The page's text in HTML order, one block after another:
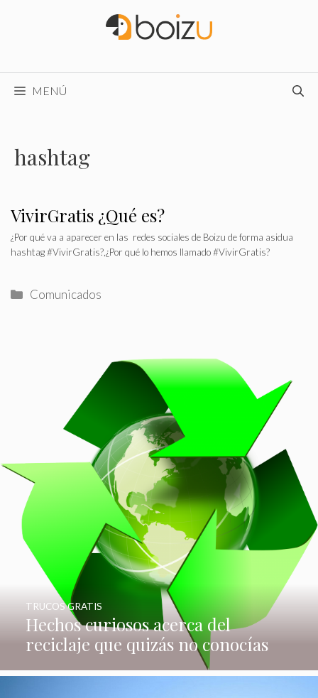
MENÚ
hashtag
VivirGratis ¿Qué es?
¿Por qué va a aparecer en las redes sociales de Boizu de forma asidua
hashtag #VivirGratis?,¿Por qué lo hemos llamado #VivirGratis?
Categorías
Comunicados
Hechos curiosos acerca del
reciclaje que quizás no conocías
TRUCOS GRATIS